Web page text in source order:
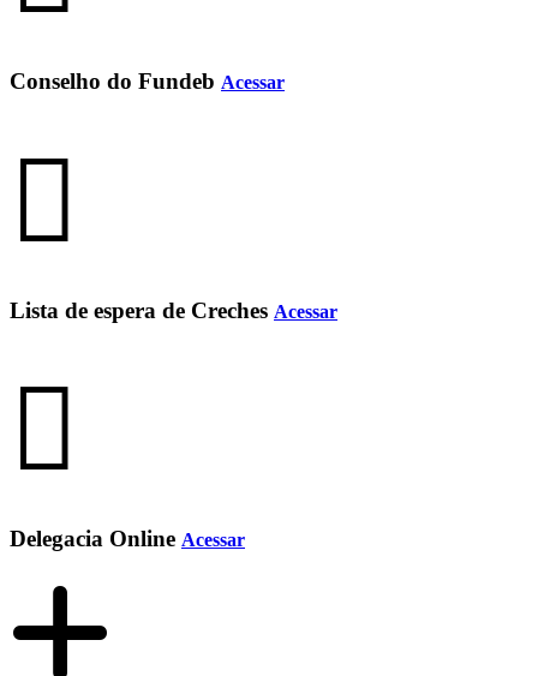
Conselho do Fundeb Acessar
Lista de espera de Creches Acessar
Delegacia Online Acessar